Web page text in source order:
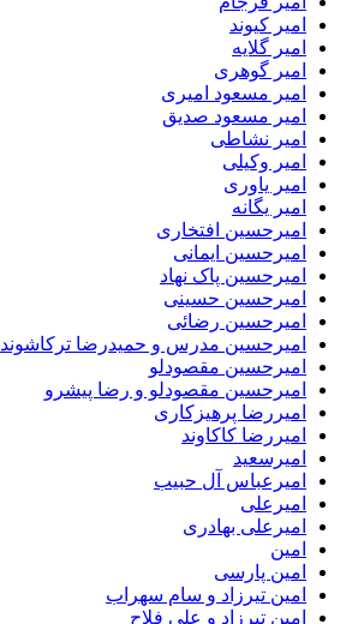
امیر کیوند
امیر گلایه
امیر گوهری
امیر مسعود امیری
امیر مسعود صدیق
امیر نشاطی
امیر وکیلی
امیر یاوری
امیر یگانه
امیرحسین افتخاری
امیرحسین ایمانی
امیرحسین پاک نهاد
امیرحسین حسینی
امیرحسین رضائی
امیرحسین مدرس و حمیدرضا ترکاشوند
امیرحسین مقصودلو
امیرحسین مقصودلو و رضا پیشرو
امیررضا پرهیزکاری
امیررضا کاکاوند
امیرسعید
امیرعباس آل حبیب
امیرعلی
امیرعلی بهادری
امین
امین پارسی
امین تیرزاد و سام سهراب
امین تیرزاد و علی فلاح